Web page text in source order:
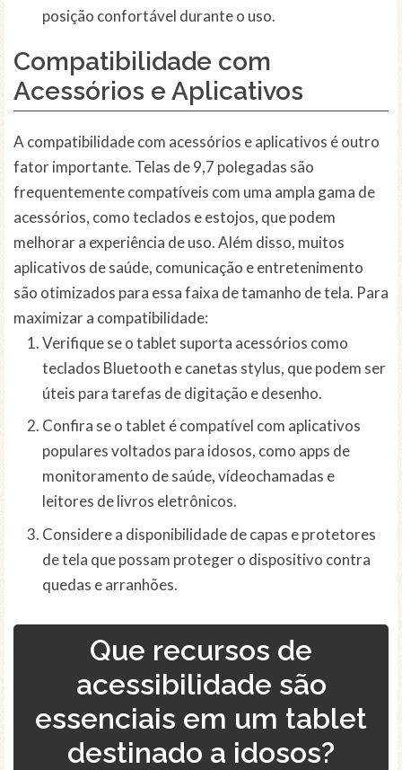
posição confortável durante o uso.
Compatibilidade com
Acessórios e Aplicativos
A compatibilidade com acessórios e aplicativos é outro
fator importante. Telas de 9,7 polegadas são
frequentemente compatíveis com uma ampla gama de
acessórios, como teclados e estojos, que podem
melhorar a experiência de uso. Além disso, muitos
aplicativos de saúde, comunicação e entretenimento
são otimizados para essa faixa de tamanho de tela. Para
maximizar a compatibilidade:
Verifique se o tablet suporta acessórios como
teclados Bluetooth e canetas stylus, que podem ser
úteis para tarefas de digitação e desenho.
Confira se o tablet é compatível com aplicativos
populares voltados para idosos, como apps de
monitoramento de saúde, vídeochamadas e
leitores de livros eletrônicos.
Considere a disponibilidade de capas e protetores
de tela que possam proteger o dispositivo contra
quedas e arranhões.
Que recursos de
acessibilidade são
essenciais em um tablet
destinado a idosos?